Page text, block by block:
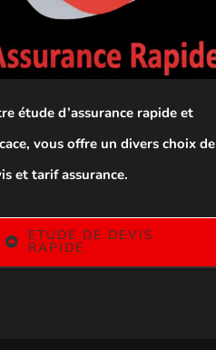
étude d’assurance rapide et
vous offre un divers choix de
et tarif assurance.
ETUDE DE DEVIS
RAPIDE